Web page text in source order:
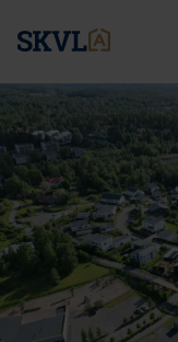
SEARCH